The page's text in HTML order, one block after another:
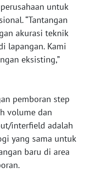
untuk
“Tantangan
akurasi teknik
lapangan. Kami
eksisting,”
pemboran step
volume dan
interfield adalah
yang sama untuk
baru di area